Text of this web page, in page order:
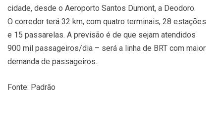
cidade, desde o Aeroporto Santos Dumont, a Deodoro.
O corredor terá 32 km, com quatro terminais, 28 estações
e 15 passarelas. A previsão é de que sejam atendidos
900 mil passageiros/dia – será a linha de BRT com maior
demanda de passageiros.
Fonte: Padrão